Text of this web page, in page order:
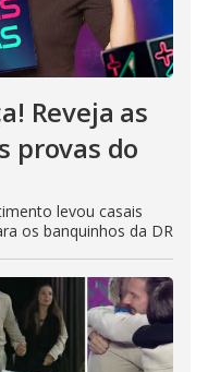
Reveja as
provas do
levou casais
os banquinhos da DR